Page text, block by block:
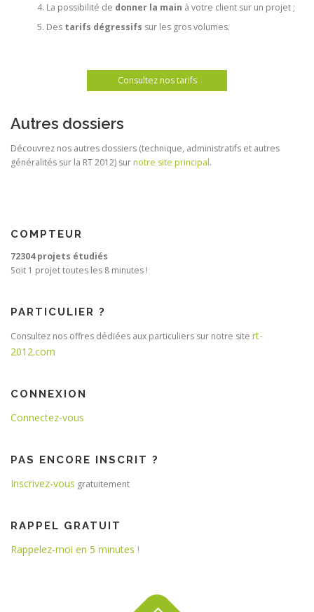
La possibilité de donner la main à votre client sur un projet ;
Des tarifs dégressifs sur les gros volumes.
Consultez nos tarifs
Autres dossiers
Découvrez nos autres dossiers (technique, administratifs et autres
généralités sur la RT 2012) surnotre site principal.
COMPTEUR
72304 projets étudiés
Soit 1 projet toutes les 8 minutes !
PARTICULIER ?
Consultez nos offres dédiées aux particuliers sur notre site rt-
2012.com
CONNEXION
Connectez-vous
PAS ENCORE INSCRIT ?
Inscrivez-vous gratuitement
RAPPEL GRATUIT
Rappelez-moi en 5 minutes !